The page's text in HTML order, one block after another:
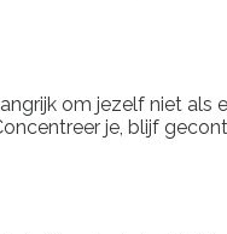
om jezelf niet
je, blijf